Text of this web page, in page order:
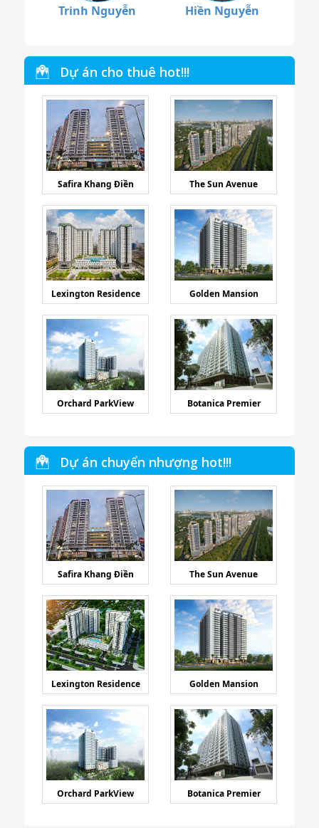
Trinh Nguyễn Hiền Nguyễn
Dự án cho thuê hot!!!
Safira Khang Điền The Sun Avenue
Lexington Residence Golden Mansion
Orchard ParkView Botanica Premier
Dự án chuyển nhượng hot!!!
Safira Khang Điền The Sun Avenue
Lexington Residence Golden Mansion
Orchard ParkView Botanica Premier